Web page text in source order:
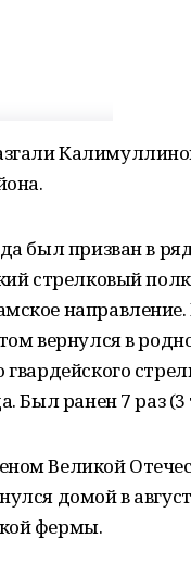
был призван в
стрелковый
вернулся в
гвардейского
Был ранен 7 раз
Великой
домой в
фермы.